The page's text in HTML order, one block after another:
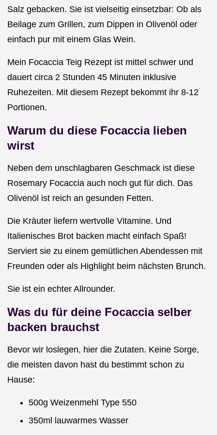
Salz gebacken. Sie ist vielseitig einsetzbar: Ob als
Beilage zum Grillen, zum Dippen in Olivenöl oder
einfach pur mit einem Glas Wein.
Mein Focaccia Teig Rezept ist mittel schwer und
dauert circa 2 Stunden 45 Minuten inklusive
Ruhezeiten. Mit diesem Rezept bekommt ihr 8-12
Portionen.
Warum du diese Focaccia lieben
wirst
Neben dem unschlagbaren Geschmack ist diese
Rosemary Focaccia auch noch gut für dich. Das
Olivenöl ist reich an gesunden Fetten.
Die Kräuter liefern wertvolle Vitamine. Und
Italienisches Brot backen macht einfach Spaß!
Serviert sie zu einem gemütlichen Abendessen mit
Freunden oder als Highlight beim nächsten Brunch.
Sie ist ein echter Allrounder.
Was du für deine Focaccia selber
backen brauchst
Bevor wir loslegen, hier die Zutaten. Keine Sorge,
die meisten davon hast du bestimmt schon zu
Hause:
500g Weizenmehl Type 550
350ml lauwarmes Wasser